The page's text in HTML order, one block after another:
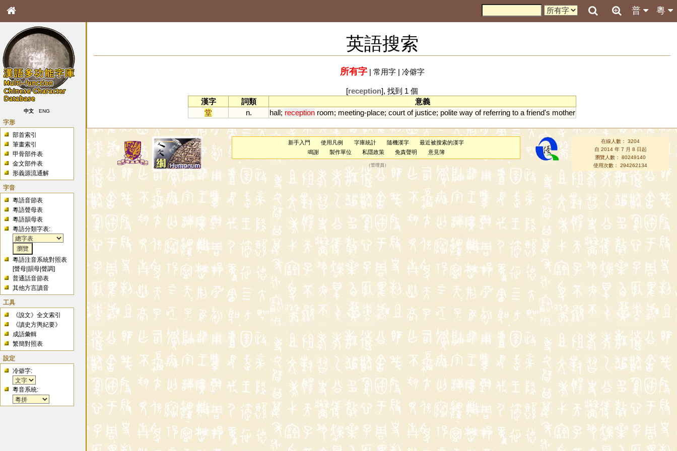
粵
普
中文 ENG
字形
部首索引
筆畫索引
甲骨部件表
金文部件表
形義源流通解
字音
粵語音節表
粵語聲母表
粵語韻母表
粵語分類字表:
粵語注音系統對照表
[聲母 |韻母 |聲調]
普通話音節表
其他方言讀音
工具
《說文》全文索引
《讀史方輿紀要》
成語彙輯
繁簡對照表
設定
冷僻字:
粵音系統:
英語搜索
所有字| 常用字| 冷僻字
[reception], 找到 1 個
漢字
詞類
意義
堂
n. hall; reception room; meeting-place; court of justice; polite way of referring to a friend's mother
新手入門 使用凡例 字庫統計 隨機漢字
最近被搜索的漢字
鳴謝
製作單位 私隱政策 免責聲明 意見簿
（管理員 ）
在線人數： 3204
自 2014 年 7 月 8 日起
瀏覽人數： 80249140
使用次數： 294262134